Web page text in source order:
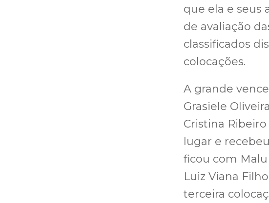
que ela e seus
de avaliação
classificados
colocações.
A grande
Grasiele
Cristina
lugar e
ficou com Malu
Luiz Viana
terceira